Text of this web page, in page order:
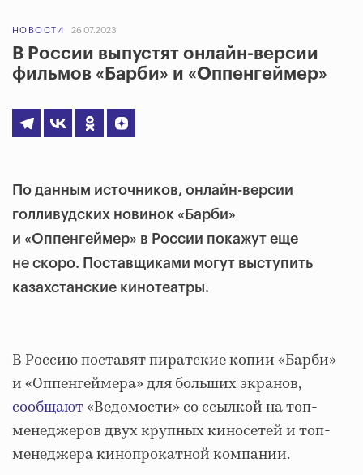
НОВОСТИ 26.07.2023
В России выпустят онлайн-версии
фильмов «Барби» и «Оппенгеймер»
По данным источников, онлайн-версии
голливудских новинок «Барби»
и «Оппенгеймер» в России покажут еще
не скоро. Поставщиками могут выступить
казахстанские кинотеатры.
В Россию поставят пиратские копии «Барби»
и «Оппенгеймера» для больших экранов,
сообщают«Ведомости» со ссылкой на топ-
менеджеров двух крупных киносетей и топ-
менеджера кинопрокатной компании.